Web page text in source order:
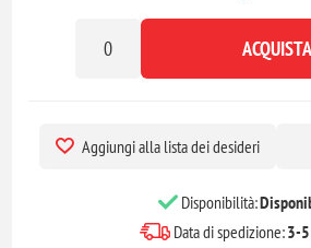
ACQUISTA
Aggiungi alla lista dei desideri
Disponibilità:
Data di spedizione:3-